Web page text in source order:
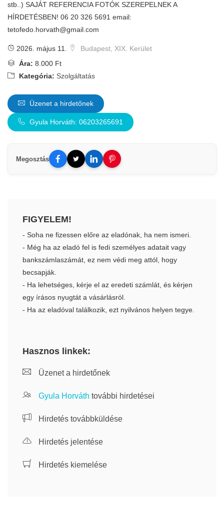
stb..) SAJÁT REFERENCIA FOTÓK SZEREPELNEK A
HÍRDETÉSBEN! 06 20 326 5691 email:
tetofedo.horvath@gmail.com
2026. május 11.
Budapest, XIX. Kerület
Ára: 8.000 Ft
Kategória: Szolgáltatás
Üzenet a hirdetőnek
Gyula Horváth: 06203265691
Megosztás
FIGYELEM!
- Soha ne fizessen előre az eladónak, ha nem ismeri.
- Még ha az eladó fel is fedi személyes adatait vagy
bankszámlaszámát, ez nem védi meg attól, hogy
becsapják.
- Ha lehetséges, kérje el az eredeti számlát, és kérjen
egy írásos nyugtát a vásárlásról.
- Ha az eladóval találkozik, ezt nyilvános helyen tegye.
Hasznos linkek:
Üzenet a hirdetőnek
Gyula Horváth további hirdetései
Hirdetés továbbküldése
Hirdetés jelentése
Hirdetés kiemelése